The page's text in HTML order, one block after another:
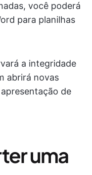
você poderá
para planilhas
a integridade
abrirá novas
de
uma